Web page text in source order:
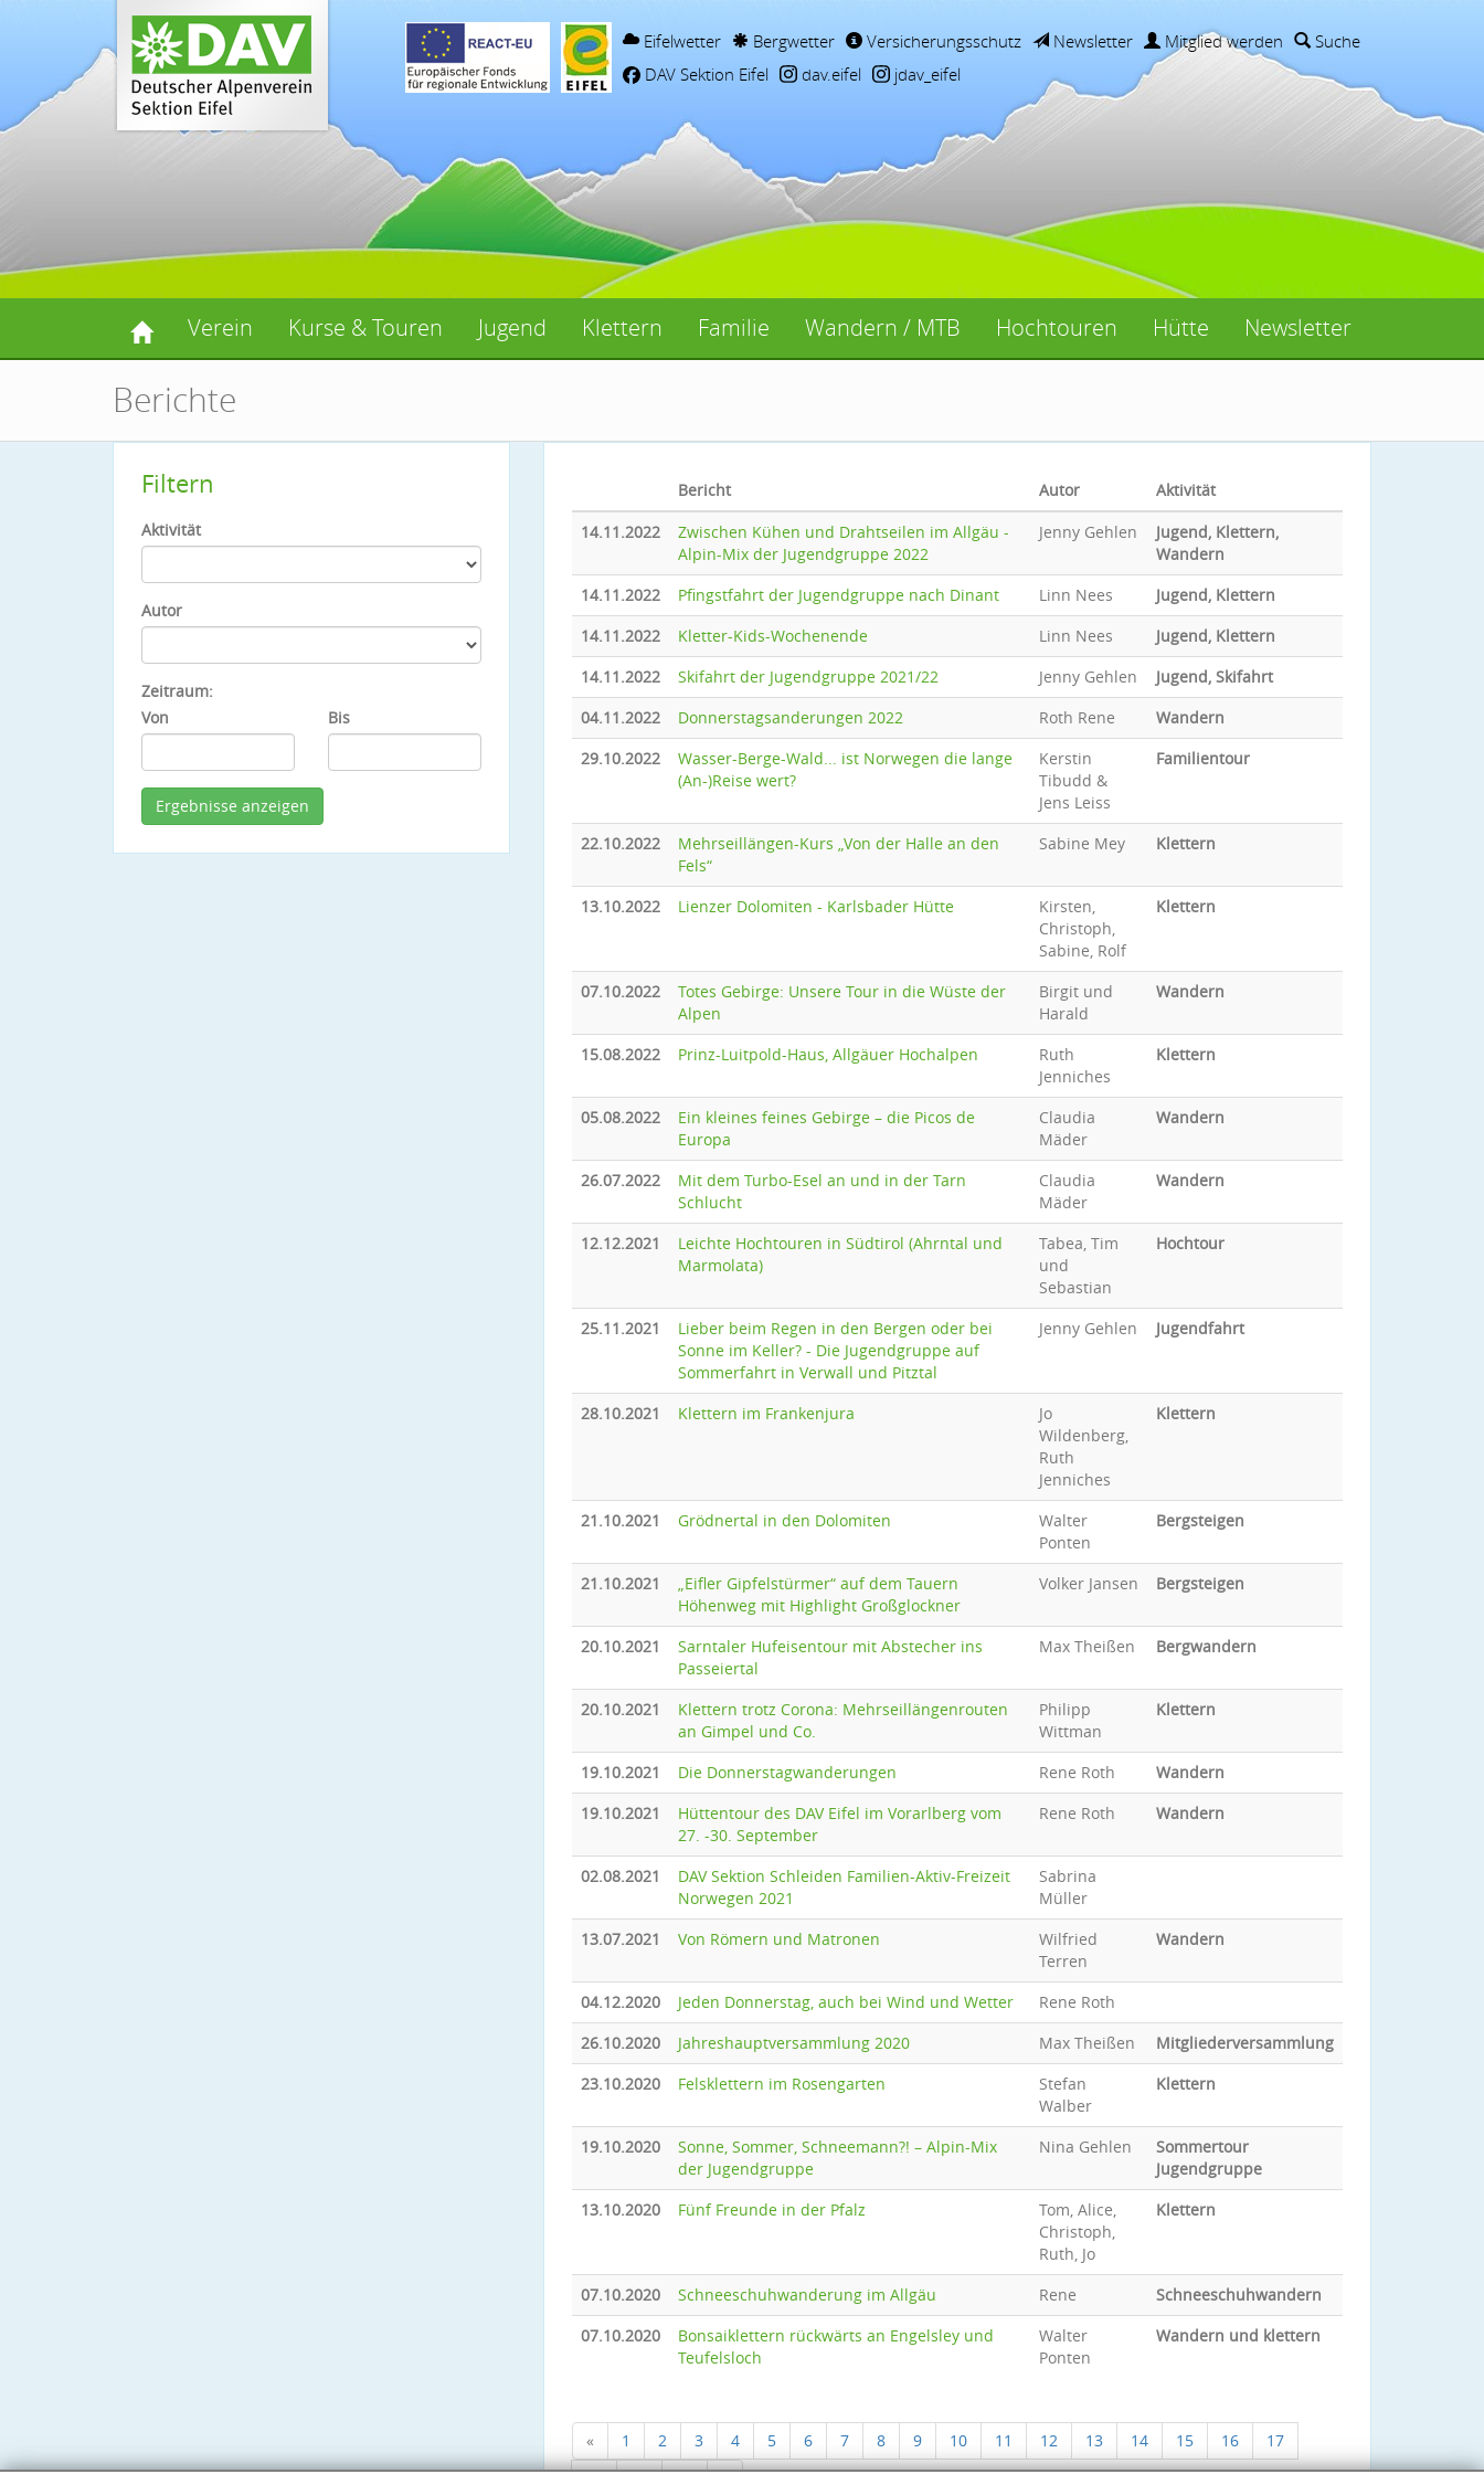
Eifelwetter Bergwetter Versicherungsschutz Newsletter Mitglied werden
Suche
DAV Sektion Eifel
dav.eifel jdav_eifel
Verein Kurse & Touren Jugend Klettern Familie Wandern / MTB Hochtouren Hütte Newsletter
Berichte
Filtern
Aktivität
Autor
Zeitraum:
Von
Bis
Bericht Autor
Aktivität
14.11.2022
Zwischen Kühen und Drahtseilen im Allgäu -
Alpin-Mix der Jugendgruppe 2022
Jenny Gehlen
Jugend, Klettern,
Wandern
14.11.2022
Pfingstfahrt der Jugendgruppe nach Dinant Linn Nees
Jugend, Klettern
14.11.2022
Kletter-Kids-Wochenende Linn Nees
Jugend, Klettern
14.11.2022
Skifahrt der Jugendgruppe 2021/22 Jenny Gehlen
Jugend, Skifahrt
04.11.2022
Donnerstagsanderungen 2022 Roth Rene
Wandern
29.10.2022
Wasser-Berge-Wald... ist Norwegen die lange
(An-)Reise wert?
Kerstin
Tibudd &
Jens Leiss
Familientour
22.10.2022
Mehrseillängen-Kurs „Von der Halle an den
Fels“
Sabine Mey Klettern
13.10.2022 Lienzer Dolomiten - Karlsbader Hütte
Kirsten,
Christoph,
Sabine, Rolf
Klettern
07.10.2022
Totes Gebirge: Unsere Tour in die Wüste der
Alpen
Birgit und
Harald
Wandern
15.08.2022 Prinz-Luitpold-Haus, Allgäuer Hochalpen
Ruth
Jenniches
Klettern
05.08.2022
Ein kleines feines Gebirge – die Picos de
Europa
Claudia
Mäder
Wandern
26.07.2022
Mit dem Turbo-Esel an und in der Tarn
Schlucht
Claudia
Mäder
Wandern
12.12.2021
Leichte Hochtouren in Südtirol (Ahrntal und
Marmolata)
Tabea, Tim
und
Sebastian
Hochtour
25.11.2021
Lieber beim Regen in den Bergen oder bei
Sonne im Keller? - Die Jugendgruppe auf
Sommerfahrt in Verwall und Pitztal
Jenny Gehlen Jugendfahrt
28.10.2021 Klettern im Frankenjura
Jo
Wildenberg,
Ruth
Jenniches
Klettern
21.10.2021 Grödnertal in den Dolomiten
Walter
Ponten
Bergsteigen
21.10.2021
„Eifler Gipfelstürmer“ auf dem Tauern
Höhenweg mit Highlight Großglockner
Volker Jansen Bergsteigen
20.10.2021
Sarntaler Hufeisentour mit Abstecher ins
Passeiertal
Max Theißen Bergwandern
20.10.2021
Klettern trotz Corona: Mehrseillängenrouten
an Gimpel und Co.
Philipp
Wittman
Klettern
19.10.2021 Die Donnerstagwanderungen Rene Roth
Wandern
19.10.2021
Hüttentour des DAV Eifel im Vorarlberg vom
27. -30. September
Rene Roth Wandern
02.08.2021
DAV Sektion Schleiden Familien-Aktiv-Freizeit
Norwegen 2021
Sabrina
Müller
13.07.2021
Von Römern und Matronen
Wilfried
Terren
Wandern
04.12.2020 Jeden Donnerstag, auch bei Wind und Wetter
Rene Roth
26.10.2020
Jahreshauptversammlung 2020 Max Theißen
Mitgliederversammlung
23.10.2020
Felsklettern im Rosengarten
Stefan
Walber
Klettern
19.10.2020
Sonne, Sommer, Schneemann?! – Alpin-Mix
der Jugendgruppe
Nina Gehlen
Sommertour
Jugendgruppe
13.10.2020
Fünf Freunde in der Pfalz
Tom, Alice,
Christoph,
Ruth, Jo
Klettern
07.10.2020 Schneeschuhwanderung im Allgäu Rene
Schneeschuhwandern
07.10.2020
Bonsaiklettern rückwärts an Engelsley und
Teufelsloch
Walter
Ponten
Wandern und klettern
« 1 2 3 4 5 6 7 8 9 10 11 12 13 14 15 16
17